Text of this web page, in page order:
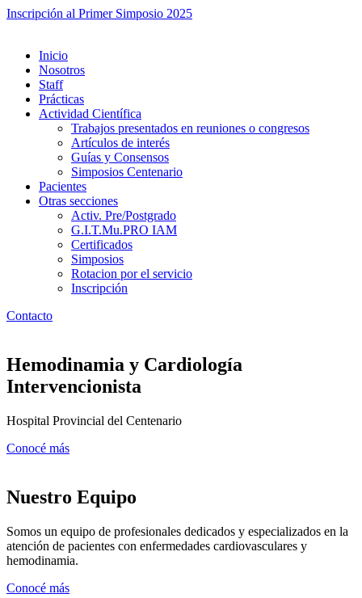
Inscripción al Primer Simposio 2025
Inicio
Nosotros
Staff
Prácticas
Actividad Científica
Trabajos presentados en reuniones o congresos
Artículos de interés
Guías y Consensos
Simposios Centenario
Pacientes
Otras secciones
Activ. Pre/Postgrado
G.I.T.Mu.PRO IAM
Certificados
Simposios
Rotacion por el servicio
Inscripción
Contacto
Hemodinamia y Cardiología
Intervencionista
Hospital Provincial del Centenario
Conocé más
Nuestro Equipo
Somos un equipo de profesionales dedicados y especializados en la
atención de pacientes con enfermedades cardiovasculares y
hemodinamia.
Conocé más